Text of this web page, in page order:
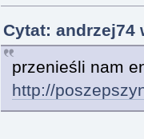
Cytat: andrzej74
przenieśli nam
http://